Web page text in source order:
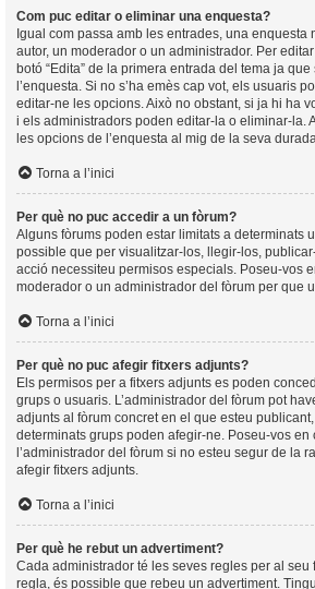
Com puc editar o eliminar una enquesta?
Igual com passa amb les entrades, una enquesta
autor, un moderador o un administrador. Per
botó “Edita” de la primera entrada del tema ja
l’enquesta. Si no s’ha emès cap vot, els usuaris
editar-ne les opcions. Això no obstant, si ja hi ha
i els administradors poden editar-la o eliminar-la.
les opcions de l’enquesta al mig de la seva durada.
Torna a l’inici
Per què no puc accedir a un fòrum?
Alguns fòrums poden estar limitats a determinats
possible que per visualitzar-los, llegir-los,
acció necessiteu permisos especials. Poseu-vos
moderador o un administrador del fòrum per que
Torna a l’inici
Per què no puc afegir fitxers adjunts?
Els permisos per a fitxers adjunts es poden
grups o usuaris. L’administrador del fòrum pot
adjunts al fòrum concret en el que esteu
determinats grups poden afegir-ne. Poseu-vos en
l’administrador del fòrum si no esteu segur de la
afegir fitxers adjunts.
Torna a l’inici
Per què he rebut un advertiment?
Cada administrador té les seves regles per al seu
regla, és possible que rebeu un advertiment.